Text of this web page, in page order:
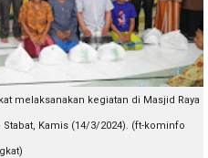
melaksanakan kegiatan di Masjid Raya
Kamis (14/3/2024). (ft-kominfo